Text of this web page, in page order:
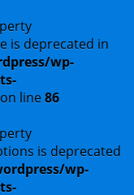
is deprecated in
wp-
on line86
is deprecated
wp-